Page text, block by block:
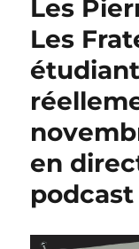
Les
Les
en
podcast